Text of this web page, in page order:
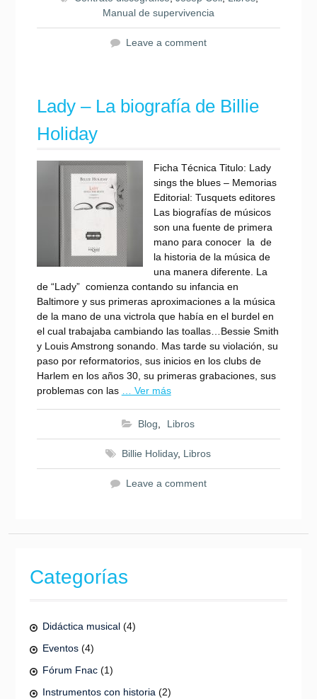
Manual de supervivencia
Leave a comment
Lady – La biografía de Billie
Holiday
Ficha Técnica Titulo: Lady
sings the blues – Memorias
Editorial: Tusquets editores
Las biografías de músicos
son una fuente de primera
mano para conocer la de
la historia de la música de
una manera diferente. La
de “Lady” comienza contando su infancia en
Baltimore y sus primeras aproximaciones a la música
de la mano de una victrola que había en el burdel en
el cual trabajaba cambiando las toallas…Bessie Smith
y Louis Amstrong sonando. Mas tarde su violación, su
paso por reformatorios, sus inicios en los clubs de
Harlem en los años 30, su primeras grabaciones, sus
problemas con las
… Ver más
Blog Libros
Billie Holiday, Libros
Leave a comment
Categorías
Didáctica musical(4)
Eventos(4)
Fórum Fnac(1)
Instrumentos con historia (2)